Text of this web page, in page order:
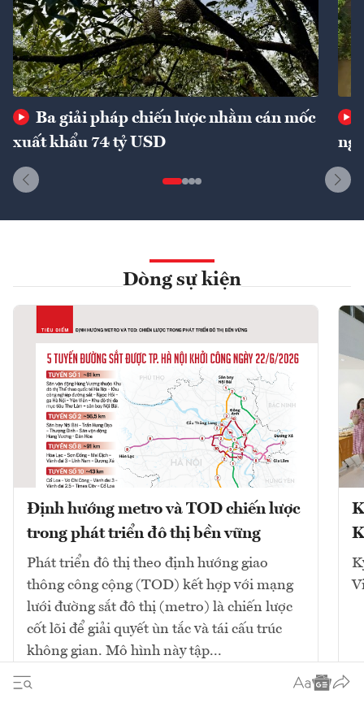
Ba giải pháp chiến lược nhằm cán mốc
xuất khẩu 74 tỷ USD
Dòng sự kiện
Định hướng metro và TOD chiến lược
trong phát triển đô thị bền vững
Phát triển đô thị theo định hướng giao
thông công cộng (TOD) kết hợp với mạng
lưới đường sắt đô thị (metro) là chiến lược
cốt lõi để giải quyết ùn tắc và tái cấu trúc
không gian. Mô hình này tập...
10